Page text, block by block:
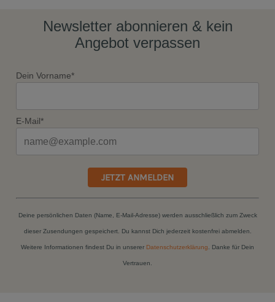
Newsletter abonnieren & kein
Angebot verpassen
Dein Vorname*
E-Mail*
JETZT ANMELDEN
Deine persönlichen Daten (Name, E-Mail-Adresse) werden ausschließlich zum Zweck
dieser Zusendungen gespeichert. Du kannst Dich jederzeit kostenfrei abmelden.
Weitere Informationen findest Du in unserer Datenschutzerklärung . Danke für Dein
Vertrauen.